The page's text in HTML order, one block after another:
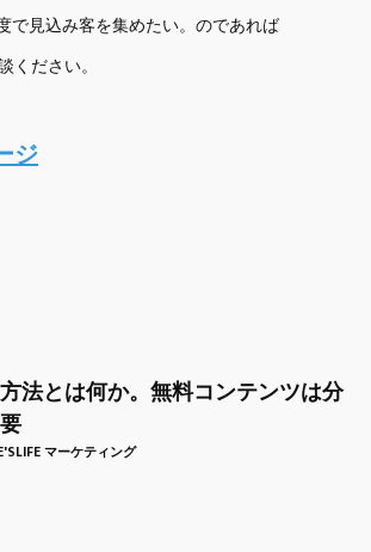
で見込み客を集めたい。のであれば
ください。
ジ
法とは何か。無料コンテンツは分
マーケティング